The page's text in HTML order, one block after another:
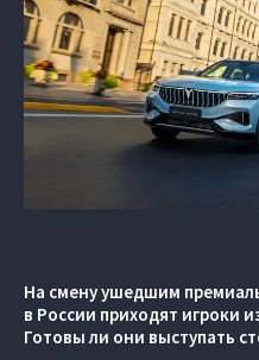
На смену ушедшим
в России приходят игроки
Готовы ли они выступать